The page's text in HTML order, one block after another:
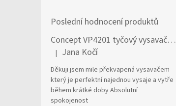
Poslední hodnocení produktů
Concept VP4201 tyčový vysavač / elektrický smeták Tyčový vysavač 2 v 1 AC Suché a mokré Bezsáčkové 0,6 l 90 W Černá, Stříbrná
Hodnocení produktu je 5 z 5 hvězdiček.
| Jana Kočí
Děkuji jsem mile překvapená vysavačem
který je perfektní najednou vysaje a vytře
během krátké doby Absolutní
spokojenost